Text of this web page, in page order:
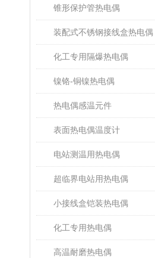
锥形保护管热电偶
装配式不锈钢接线盒热电偶
化工专用隔爆热电偶
镍铬-铜镍热电偶
热电偶感温元件
表面热电偶温度计
电站测温用热电偶
超临界电站用热电偶
小接线盒铠装热电偶
化工专用热电偶
高温耐磨热电偶